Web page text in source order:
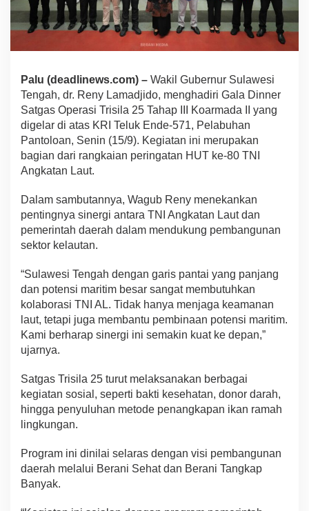
Palu (deadlinews.com) – Wakil Gubernur Sulawesi
Tengah, dr. Reny Lamadjido, menghadiri Gala Dinner
Satgas Operasi Trisila 25 Tahap III Koarmada II yang
digelar di atas KRI Teluk Ende-571, Pelabuhan
Pantoloan, Senin (15/9). Kegiatan ini merupakan
bagian dari rangkaian peringatan HUT ke-80 TNI
Angkatan Laut.
Dalam sambutannya, Wagub Reny menekankan
pentingnya sinergi antara TNI Angkatan Laut dan
pemerintah daerah dalam mendukung pembangunan
sektor kelautan.
“Sulawesi Tengah dengan garis pantai yang panjang
dan potensi maritim besar sangat membutuhkan
kolaborasi TNI AL. Tidak hanya menjaga keamanan
laut, tetapi juga membantu pembinaan potensi maritim.
Kami berharap sinergi ini semakin kuat ke depan,”
ujarnya.
Satgas Trisila 25 turut melaksanakan berbagai
kegiatan sosial, seperti bakti kesehatan, donor darah,
hingga penyuluhan metode penangkapan ikan ramah
lingkungan.
Program ini dinilai selaras dengan visi pembangunan
daerah melalui Berani Sehat dan Berani Tangkap
Banyak.